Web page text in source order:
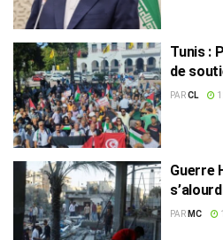
Tunis :
de
US
PARCL
Guerre
et 6000
PAR MC